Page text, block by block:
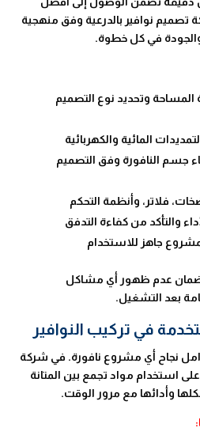
نوافير بالدرعية وفق منهجية
في كل خطوة.
المساحة وتحديد نوع التصميم
المائية والكهربائية
جسم النافورة وفق التصميم
فلاتر، وأنظمة التحكم
والتأكد من كفاءة التدفق
جاهز للاستخدام
لضمان عدم ظهور أي مشاكل
بعد التشغيل.
في تركيب النوافير
نجاح أي مشروع نافورة. في شركة
استخدام مواد تجمع بين المتانة
وأدائها مع مرور الوقت.